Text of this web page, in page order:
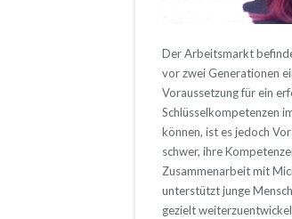
Der Arbeitsmarkt
vor zwei Generationen
Voraussetzung für ein
Schlüsselkompetenzen
können, ist es jedoch
schwer, ihre
Zusammenarbeit mit
unterstützt junge
gezielt